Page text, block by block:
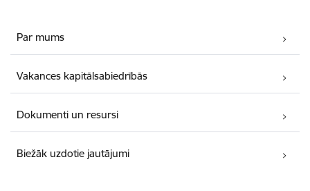
Par mums
Vakances kapitālsabiedrībās
Dokumenti un resursi
Biežāk uzdotie jautājumi